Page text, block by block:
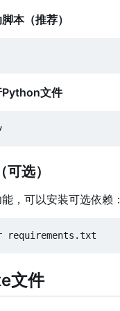
本（推荐）
Python文件
选）
，可以安装可选依赖：
文件